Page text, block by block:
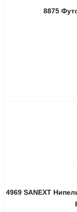
8875
4969 SANEXT